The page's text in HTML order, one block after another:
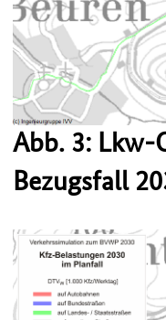
Abb. 3: Lkw-
Bezugsfall